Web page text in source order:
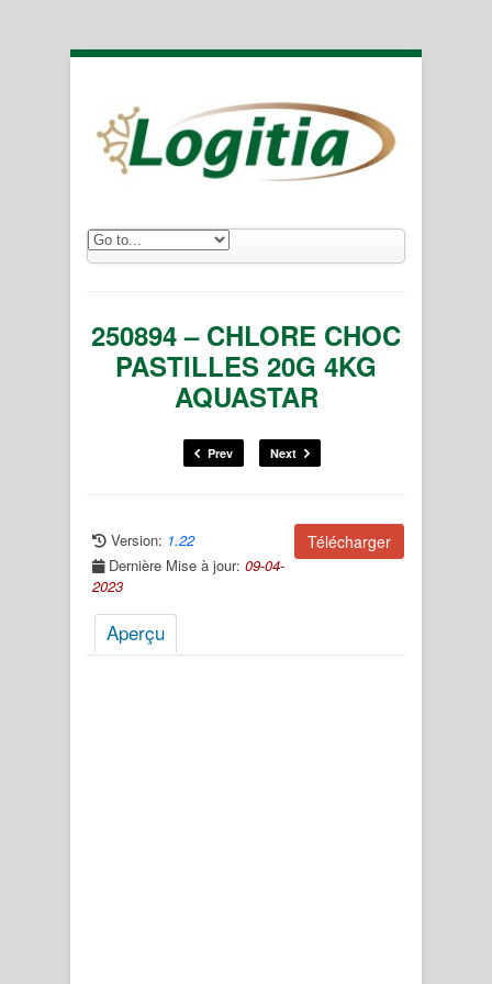
250894 – CHLORE CHOC
PASTILLES 20G 4KG
AQUASTAR
Prev Next
Télécharger
Version: 1.22
Dernière Mise à jour: 09-04-
2023
Aperçu